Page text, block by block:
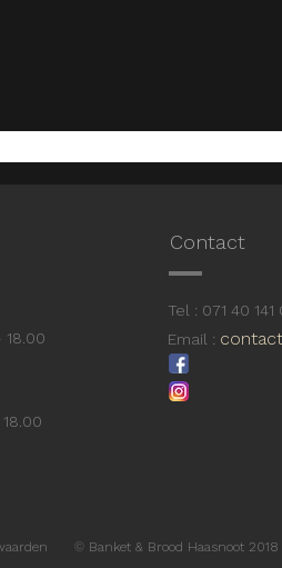
18.00
Contact
Tel : 071 40 141
Email :
© Banket & Brood Haasnoot 2018